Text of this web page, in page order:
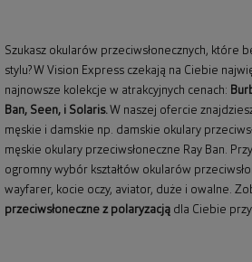
Szukasz okularów przeciwsłonecznych, które
stylu? W Vision Express czekają na Ciebie
najnowsze kolekcje w atrakcyjnych cenach:
Ban, Seen, i Solaris. W naszej ofercie
męskie i damskie np. damskie okulary
męskie okulary przeciwsłoneczne Ray Ban.
ogromny wybór kształtów okularów
wayfarer, kocie oczy, aviator, duże i owalne.
przeciwsłoneczne z polaryzacją dla Ciebie